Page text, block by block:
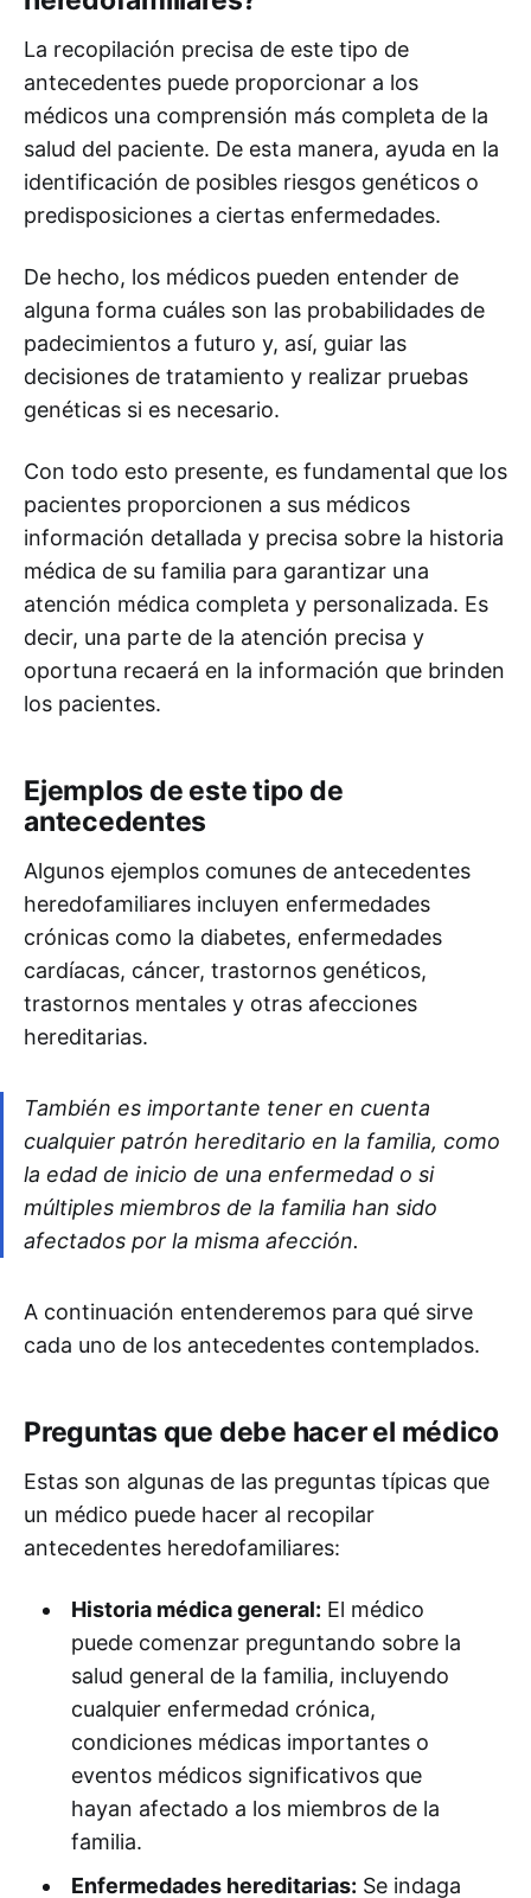
La recopilación precisa de este tipo de
antecedentes puede proporcionar a los
médicos una comprensión más completa de la
salud del paciente. De esta manera, ayuda en la
identificación de posibles riesgos genéticos o
predisposiciones a ciertas enfermedades.
De hecho, los médicos pueden entender de
alguna forma cuáles son las probabilidades de
padecimientos a futuro y, así, guiar las
decisiones de tratamiento y realizar pruebas
genéticas si es necesario.
Con todo esto presente, es fundamental que los
pacientes proporcionen a sus médicos
información detallada y precisa sobre la historia
médica de su familia para garantizar una
atención médica completa y personalizada. Es
decir, una parte de la atención precisa y
oportuna recaerá en la información que brinden
los pacientes.
Ejemplos de este tipo de
antecedentes
Algunos ejemplos comunes de antecedentes
heredofamiliares incluyen enfermedades
crónicas como la diabetes, enfermedades
cardíacas, cáncer, trastornos genéticos,
trastornos mentales y otras afecciones
hereditarias.
También es importante tener en cuenta
cualquier patrón hereditario en la familia, como
la edad de inicio de una enfermedad o si
múltiples miembros de la familia han sido
afectados por la misma afección.
A continuación entenderemos para qué sirve
cada uno de los antecedentes contemplados.
Preguntas que debe hacer el médico
Estas son algunas de las preguntas típicas que
un médico puede hacer al recopilar
antecedentes heredofamiliares:
Historia médica general: El médico
puede comenzar preguntando sobre la
salud general de la familia, incluyendo
cualquier enfermedad crónica,
condiciones médicas importantes o
eventos médicos significativos que
hayan afectado a los miembros de la
familia.
Enfermedades hereditarias: Se indaga